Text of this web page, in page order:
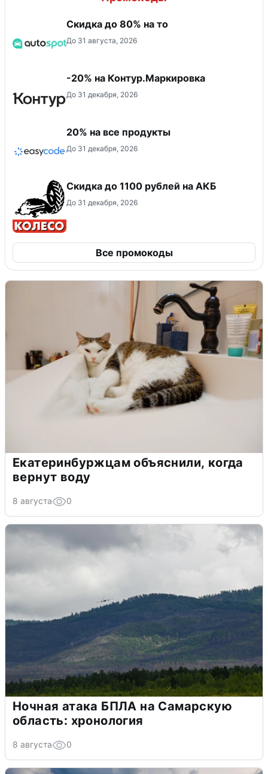
Скидка до 80% на то
До 31 августа, 2026
-20% на Контур.Маркировка
До 31 декабря, 2026
20% на все продукты
До 31 декабря, 2026
Скидка до 1100 рублей на АКБ
До 31 декабря, 2026
Все промокоды
Екатеринбуржцам объяснили, когда
вернут воду
8 августа 0
Ночная атака БПЛА на Самарскую
область: хронология
8 августа 0